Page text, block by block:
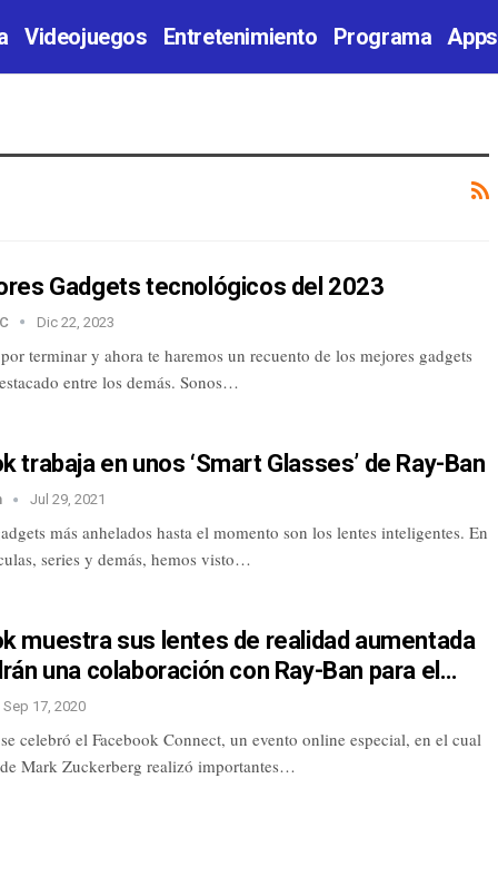
Videojuegos Entretenimiento Programa Apps
Gadgets tecnológicos del 2023
Dic 22, 2023
terminar y ahora te haremos un recuento de los mejores gadgets
entre los demás. Sonos…
trabaja en unos ‘Smart Glasses’ de Ray-Ban
Jul 29, 2021
más anhelados hasta el momento son los lentes inteligentes. En
series y demás, hemos visto…
muestra sus lentes de realidad aumentada
una colaboración con Ray-Ban para el…
Sep 17, 2020
celebró el Facebook Connect, un evento online especial, en el cual
Mark Zuckerberg realizó importantes…